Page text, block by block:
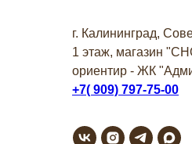
г. Калининград,
1 этаж, магазин
ориентир - ЖК
+7( 909) 797-75-00